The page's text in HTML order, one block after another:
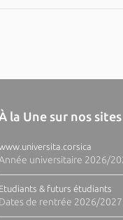
À la Une sur nos
universitaire 2026/
Etudiants & futurs étudiants
Dates de rentrée 2026/2027